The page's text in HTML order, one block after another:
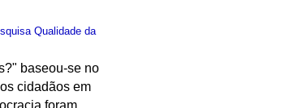
Qualidade da
baseou-se no
cidadãos em